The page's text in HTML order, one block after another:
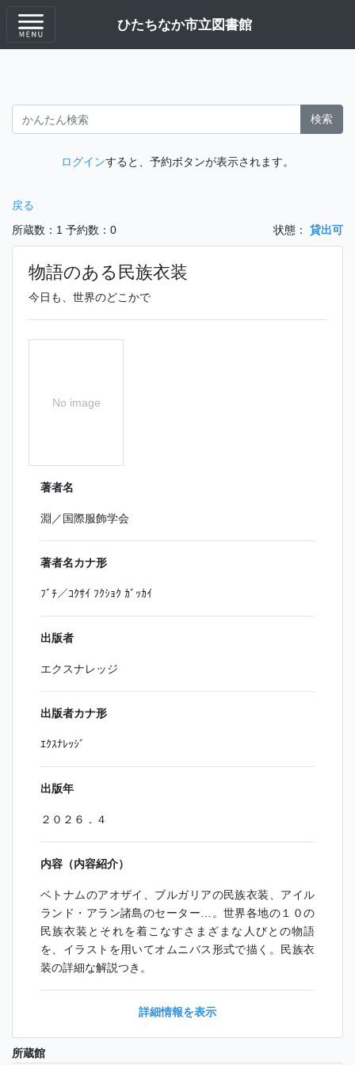
ひたちなか市立図書館
検索
ログインすると、予約ボタンが表示されます。
戻る
所蔵数：1 予約数：0 状態： 貸出可
物語のある民族衣装
今日も、世界のどこかで
No image
著者名
淵／国際服飾学会
著者名カナ形
ﾌﾞﾁ／ｺｸｻｲ ﾌｸｼｮｸ ｶﾞｯｶｲ
出版者
エクスナレッジ
出版者カナ形
ｴｸｽﾅﾚｯｼﾞ
出版年
２０２６．４
内容（内容紹介）
ベトナムのアオザイ、ブルガリアの民族衣装、アイル
ランド・アラン諸島のセーター…。世界各地の１０の
民族衣装とそれを着こなすさまざまな人びとの物語
を、イラストを用いてオムニバス形式で描く。民族衣
装の詳細な解説つき。
詳細情報を表示
所蔵館